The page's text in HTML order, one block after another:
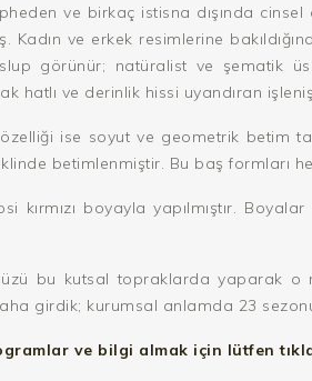
ve birkaç istisna dışında
Kadın ve erkek resimlerine
görünür; natüralist ve şematik
hatlı ve derinlik hissi uyandıran
ise soyut ve geometrik betim
betimlenmiştir. Bu baş formları
kırmızı boyayla yapılmıştır.
bu kutsal topraklarda yaparak
girdik; kurumsal anlamda 23
ve bilgi almak için lütfen